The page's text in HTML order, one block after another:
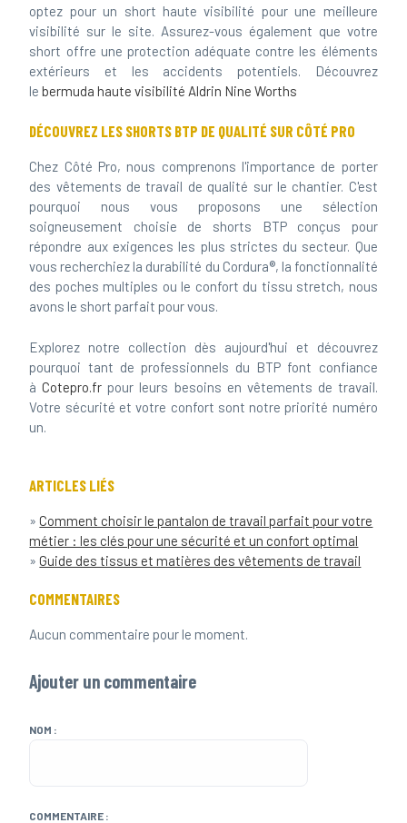
optez pour un short haute visibilité pour une meilleure
visibilité sur le site. Assurez-vous également que votre
short offre une protection adéquate contre les éléments
extérieurs et les accidents potentiels. Découvrez
lebermuda haute visibilité Aldrin Nine Worths
DÉCOUVREZ LES SHORTS BTP DE QUALITÉ SUR CÔTÉ PRO
Chez Côté Pro, nous comprenons l'importance de porter
des vêtements de travail de qualité sur le chantier. C'est
pourquoi nous vous proposons une sélection
soigneusement choisie de shorts BTP conçus pour
répondre aux exigences les plus strictes du secteur. Que
vous recherchiez la durabilité du Cordura®, la fonctionnalité
des poches multiples ou le confort du tissu stretch, nous
avons le short parfait pour vous.
Explorez notre collection dès aujourd'hui et découvrez
pourquoi tant de professionnels du BTP font confiance
àCotepro.fr pour leurs besoins en vêtements de travail.
Votre sécurité et votre confort sont notre priorité numéro
un.
ARTICLES LIÉS
»Comment choisir le pantalon de travail parfait pour votre
métier : les clés pour une sécurité et un confort optimal
»Guide des tissus et matières des vêtements de travail
COMMENTAIRES
Aucun commentaire pour le moment.
Ajouter un commentaire
NOM :
COMMENTAIRE :